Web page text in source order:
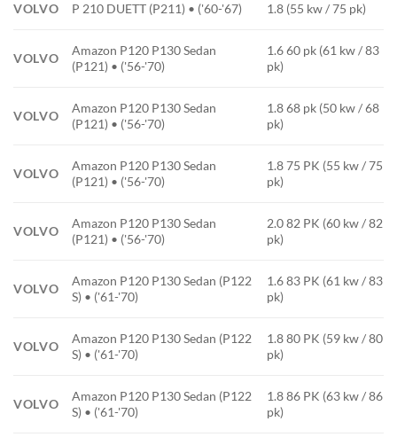
VOLVO P 210 DUETT (P211) • ('60-'67) 1.8 (55 kw / 75 pk)
VOLVO
Amazon P120 P130 Sedan
(P121) • ('56-'70)
1.6 60 pk (61 kw / 83
pk)
VOLVO
Amazon P120 P130 Sedan
(P121) • ('56-'70)
1.8 68 pk (50 kw / 68
pk)
VOLVO
Amazon P120 P130 Sedan
(P121) • ('56-'70)
1.8 75 PK (55 kw / 75
pk)
VOLVO
Amazon P120 P130 Sedan
(P121) • ('56-'70)
2.0 82 PK (60 kw / 82
pk)
VOLVO
Amazon P120 P130 Sedan (P122
S) • ('61-'70)
1.6 83 PK (61 kw / 83
pk)
VOLVO
Amazon P120 P130 Sedan (P122
S) • ('61-'70)
1.8 80 PK (59 kw / 80
pk)
VOLVO
Amazon P120 P130 Sedan (P122
S) • ('61-'70)
1.8 86 PK (63 kw / 86
pk)